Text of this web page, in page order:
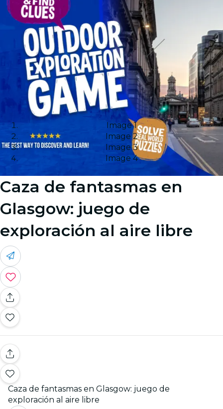
Image 1
Image 2
Image 3
Image 4
Caza de fantasmas en
Glasgow: juego de
exploración al aire libre
Caza de fantasmas en Glasgow: juego de
exploración al aire libre